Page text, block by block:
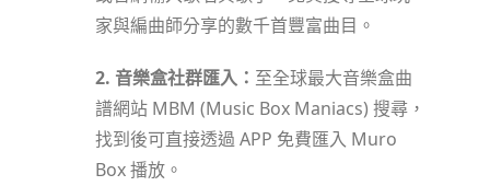
家與編曲師分享的數千首豐富曲目。
2. 音樂盒社群匯入： 至全球最大音樂盒曲
譜網站 MBM (Music Box Maniacs) 搜尋，
找到後可直接透過 APP 免費匯入 Muro
Box 播放。